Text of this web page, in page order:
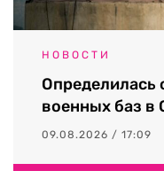
НОВОСТИ
Определилась
военных баз в
09.08.2026 / 17:09